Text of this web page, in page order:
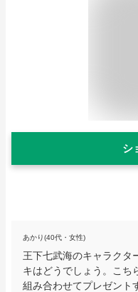
シ
あかり(40代・女性)
王下七武海のキャラクタ
キはどうでしょう。こち
組み合わせてプレゼント